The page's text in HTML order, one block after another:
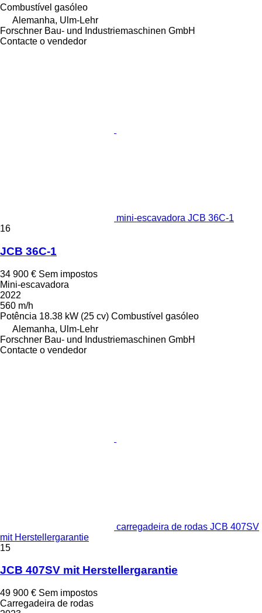
Combustível gasóleo
Alemanha, Ulm-Lehr
Forschner Bau- und Industriemaschinen GmbH
Contacte o vendedor
mini-escavadora JCB 36C-1
16
JCB 36C-1
34 900 € Sem impostos
Mini-escavadora
2022
560 m/h
Potência 18.38 kW (25 cv) Combustível gasóleo
Alemanha, Ulm-Lehr
Forschner Bau- und Industriemaschinen GmbH
Contacte o vendedor
carregadeira de rodas JCB 407SV
mit Herstellergarantie
15
JCB 407SV mit Herstellergarantie
49 900 € Sem impostos
Carregadeira de rodas